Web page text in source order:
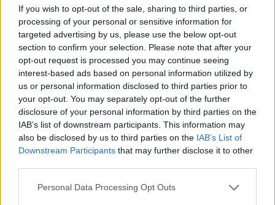
If you wish to opt-out of the sale, sharing to third parties, or
processing of your personal or sensitive information for
targeted advertising by us, please use the below opt-out
section to confirm your selection. Please note that after your
opt-out request is processed you may continue seeing
interest-based ads based on personal information utilized by
us or personal information disclosed to third parties prior to
your opt-out. You may separately opt-out of the further
disclosure of your personal information by third parties on the
IAB’s list of downstream participants. This information may
also be disclosed by us to third parties on the IAB’s List of
Downstream Participants that may further disclose it to other
Personal Data Processing Opt Outs
und andere. Seit ich dieses Medikament nehme, ist meine
Lebensqualität am Boden. Ich kann teilweise kein Essen
mehr riechen, dann wird mir so schlecht, mein... Lesen
Sie mehr
ihre erfahrung 0 Kommentare
Metformin
26.04.2016 | Frau | 55
Metformin (1000mg)
Diabetes Type 2
Wirksamkeit